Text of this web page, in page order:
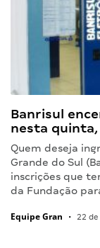
Banrisul
nesta quinta,
Quem deseja
Grande do Sul
inscrições que
da Fundação
Equipe Gran • 22